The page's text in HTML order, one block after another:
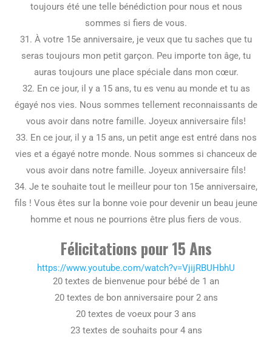
toujours été une telle bénédiction pour nous et nous
sommes si fiers de vous.
31. À votre 15e anniversaire, je veux que tu saches que tu
seras toujours mon petit garçon. Peu importe ton âge, tu
auras toujours une place spéciale dans mon cœur.
32. En ce jour, il y a 15 ans, tu es venu au monde et tu as
égayé nos vies. Nous sommes tellement reconnaissants de
vous avoir dans notre famille. Joyeux anniversaire fils!
33. En ce jour, il y a 15 ans, un petit ange est entré dans nos
vies et a égayé notre monde. Nous sommes si chanceux de
vous avoir dans notre famille. Joyeux anniversaire fils!
34. Je te souhaite tout le meilleur pour ton 15e anniversaire,
fils ! Vous êtes sur la bonne voie pour devenir un beau jeune
homme et nous ne pourrions être plus fiers de vous.
Félicitations pour 15 Ans
https://www.youtube.com/watch?v=VjijRBUHbhU
20 textes de bienvenue pour bébé de 1 an
20 textes de bon anniversaire pour 2 ans
20 textes de voeux pour 3 ans
23 textes de souhaits pour 4 ans